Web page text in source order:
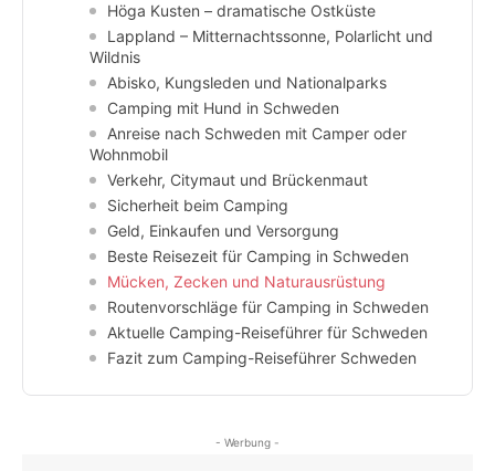
Höga Kusten – dramatische Ostküste
Lappland – Mitternachtssonne, Polarlicht und
Wildnis
Abisko, Kungsleden und Nationalparks
Camping mit Hund in Schweden
Anreise nach Schweden mit Camper oder
Wohnmobil
Verkehr, Citymaut und Brückenmaut
Sicherheit beim Camping
Geld, Einkaufen und Versorgung
Beste Reisezeit für Camping in Schweden
Mücken, Zecken und Naturausrüstung
Routenvorschläge für Camping in Schweden
Aktuelle Camping-Reiseführer für Schweden
Fazit zum Camping-Reiseführer Schweden
- Werbung -